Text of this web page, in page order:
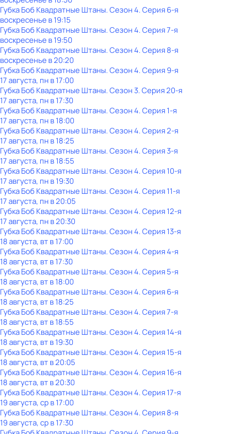
Губка Боб Квадратные Штаны. Сезон 4. Серия 6-я
воскресенье в19:15
Губка Боб Квадратные Штаны. Сезон 4. Серия 7-я
воскресенье в19:50
Губка Боб Квадратные Штаны. Сезон 4. Серия 8-я
воскресенье в20:20
Губка Боб Квадратные Штаны. Сезон 4. Серия 9-я
17 августа, пн в 17:00
Губка Боб Квадратные Штаны. Сезон 3. Серия 20-я
17 августа, пн в 17:30
Губка Боб Квадратные Штаны. Сезон 4. Серия 1-я
17 августа, пн в 18:00
Губка Боб Квадратные Штаны. Сезон 4. Серия 2-я
17 августа, пн в 18:25
Губка Боб Квадратные Штаны. Сезон 4. Серия 3-я
17 августа, пн в 18:55
Губка Боб Квадратные Штаны. Сезон 4. Серия 10-я
17 августа, пн в 19:30
Губка Боб Квадратные Штаны. Сезон 4. Серия 11-я
17 августа, пн в 20:05
Губка Боб Квадратные Штаны. Сезон 4. Серия 12-я
17 августа, пн в 20:30
Губка Боб Квадратные Штаны. Сезон 4. Серия 13-я
18 августа, вт в 17:00
Губка Боб Квадратные Штаны. Сезон 4. Серия 4-я
18 августа, вт в 17:30
Губка Боб Квадратные Штаны. Сезон 4. Серия 5-я
18 августа, вт в 18:00
Губка Боб Квадратные Штаны. Сезон 4. Серия 6-я
18 августа, вт в 18:25
Губка Боб Квадратные Штаны. Сезон 4. Серия 7-я
18 августа, вт в 18:55
Губка Боб Квадратные Штаны. Сезон 4. Серия 14-я
18 августа, вт в 19:30
Губка Боб Квадратные Штаны. Сезон 4. Серия 15-я
18 августа, вт в 20:05
Губка Боб Квадратные Штаны. Сезон 4. Серия 16-я
18 августа, вт в 20:30
Губка Боб Квадратные Штаны. Сезон 4. Серия 17-я
19 августа, ср в 17:00
Губка Боб Квадратные Штаны. Сезон 4. Серия 8-я
19 августа, ср в 17:30